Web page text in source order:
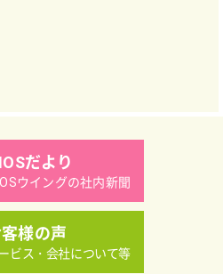
だより
ウイングの社内新聞
様の声
ビス・会社について等